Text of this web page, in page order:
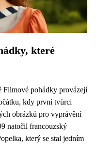
které
Filmové pohádky provázejí
kdy první tvůrci
obrázků pro vyprávění
natočil francouzský
který se stal jedním